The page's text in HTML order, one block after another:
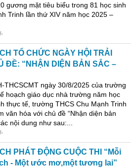
gương mặt tiêu biểu trong 81 học sinh
Trinh lần thứ XIV năm học 2025 –
TỔ CHỨC NGÀY HỘI TRẢI
ĐỀ: “NHẬN DIỆN BẢN SẮC –
THCSCMT ngày 30/8/2025 của trường
hoạch giáo dục nhà trường năm học
thực tế, trường THCS Chu Mạnh Trinh
văn hóa với chủ đề “Nhận diện bản
nội dung như sau:...
PHÁT ĐỘNG CUỘC THI “Mỗi
- Một ước mơ,một tương lai”